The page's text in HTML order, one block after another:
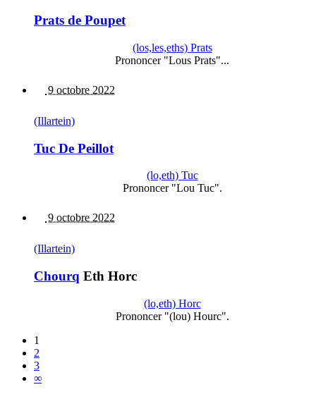
Prats de Poupet
(los,les,eths) Prats
Prononcer "Lous Prats"...
9 octobre 2022
(Illartein)
Tuc De Peillot
(lo,eth) Tuc
Prononcer "Lou Tuc".
9 octobre 2022
(Illartein)
Chourq Eth Horc
(lo,eth) Horc
Prononcer "(lou) Hourc".
1
2
3
∞